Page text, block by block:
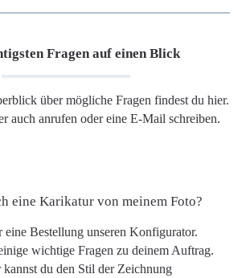
Fragen auf einen Blick
über mögliche Fragen findest du hier.
auch anrufen oder eine E-Mail schreiben.
eine Karikatur von meinem Foto?
eine Bestellung unseren Konfigurator.
wichtige Fragen zu deinem Auftrag.
du den Stil der Zeichnung